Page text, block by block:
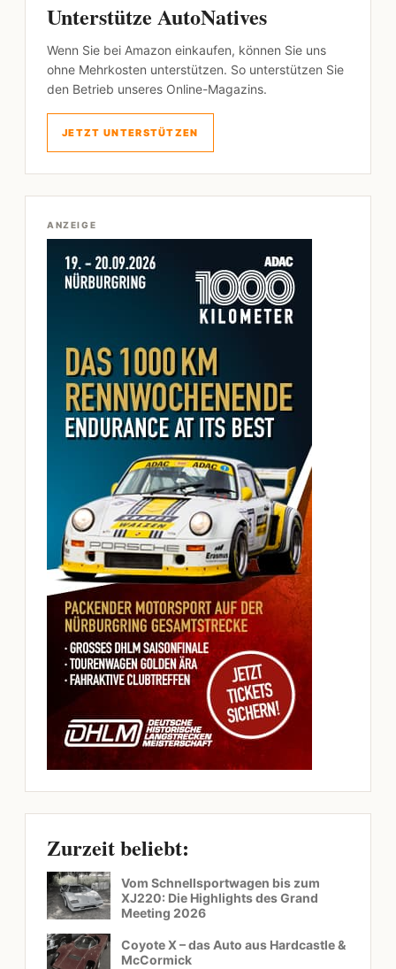
Unterstütze AutoNatives
Wenn Sie bei Amazon einkaufen, können Sie uns
ohne Mehrkosten unterstützen. So unterstützen Sie
den Betrieb unseres Online-Magazins.
JETZT UNTERSTÜTZEN
ANZEIGE
Zurzeit beliebt:
Vom Schnellsportwagen bis zum
XJ220: Die Highlights des Grand
Meeting 2026
Coyote X – das Auto aus Hardcastle &
McCormick